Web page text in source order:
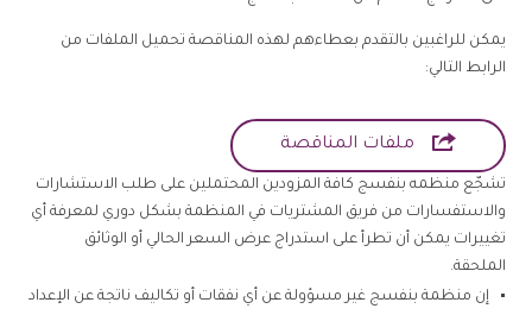
يمكن للراغبين بالتقدم بعطاءهم لهذه المناقصة تحميل الملفات من
الرابط التالي:
 ملفات المناقصة
تشجّع منظمه بنفسج كافة المزودين المحتملين على طلب الاستشارات
والاستفسارات من فريق المشتريات في المنظمة بشكل دوري لمعرفة أي
تغييرات يمكن أن تطرأ على استدراج عرض السعر الحالي أو الوثائق
الملحقة.
إن منظمة بنفسج غير مسؤولة عن أي نفقات أو تكاليف ناتجة عن الإعداد